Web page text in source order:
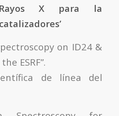
X para la
on ID24 &
ESRF”.
de línea del